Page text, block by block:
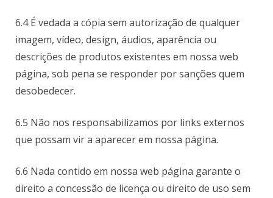
6.4 É vedada a cópia sem autorização de qualquer
imagem, vídeo, design, áudios, aparência ou
descrições de produtos existentes em nossa web
página, sob pena se responder por sanções quem
desobedecer.
6.5 Não nos responsabilizamos por links externos
que possam vir a aparecer em nossa página.
6.6 Nada contido em nossa web página garante o
direito a concessão de licença ou direito de uso sem